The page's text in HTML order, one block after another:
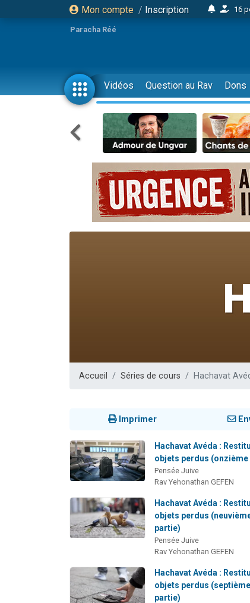
Mon compte / Inscription
16
6
4
2
17
4
Il
Eva
4
3
Odaya
3
Il
12
Paracha Réé
Vidéos Question au Rav Dons
Accueil Séries de cours Hachavat
Imprimer
Hachavat Avéda :
objets perdus (onzième
Pensée Juive
Rav Yehonathan GEFEN
Hachavat Avéda :
objets perdus
partie)
Pensée Juive
Rav Yehonathan GEFEN
Hachavat Avéda :
objets perdus (septième
partie)